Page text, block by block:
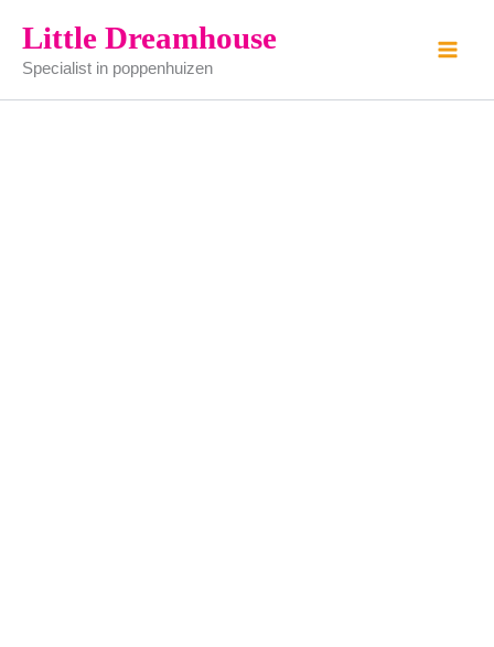
naar
inhoud
Little Dreamhouse
Specialist in poppenhuizen
(per
soort
bestellen)
aantal